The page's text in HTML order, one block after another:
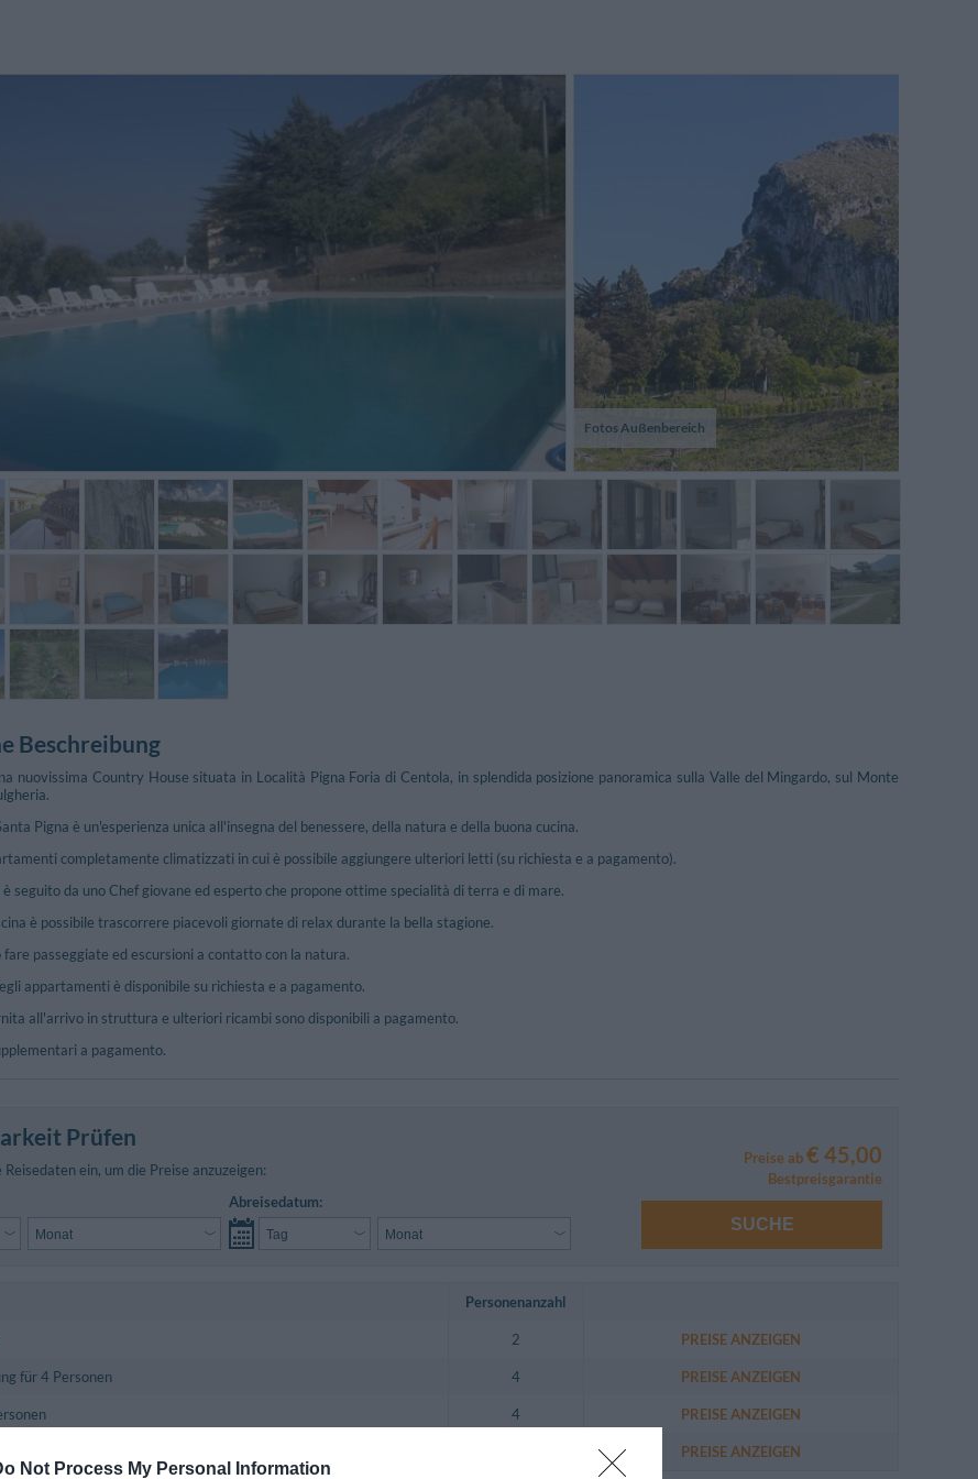
Not Process My Personal Information
Fotos Außenbereich
Beschreibung
nuovissima Country House situata in Località Pigna Foria di Centola, in splendida posizione panoramica sulla Valle del Mingardo, sul Monte
Pigna è un'esperienza unica all'insegna del benessere, della natura e della buona cucina.
completamente climatizzati in cui è possibile aggiungere ulteriori letti (su richiesta e a pagamento).
seguito da uno Chef giovane ed esperto che propone ottime specialità di terra e di mare.
è possibile trascorrere piacevoli giornate di relax durante la bella stagione.
passeggiate ed escursioni a contatto con la natura.
appartamenti è disponibile su richiesta e a pagamento.
all'arrivo in struttura e ulteriori ricambi sono disponibili a pagamento.
a pagamento.
Prüfen
ein, um die Preise anzuzeigen:
Abreisedatum:
Preise ab€ 45,00
Bestpreisgarantie
SUCHE
Personenanzahl
2 PREISE ANZEIGEN
für 4 Personen 4 PREISE ANZEIGEN
4 PREISE ANZEIGEN
PREISE ANZEIGEN